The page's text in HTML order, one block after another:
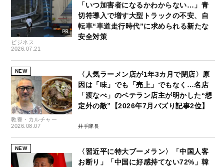
ビジネス
2026.07.21
「いつ加害者になるかわからない…」青
切符導入で増す大型トラックの不安、自
転車“車道走行時代”に求められる新たな
安全対策
NEW
教養・カルチャー
2026.08.07
〈人気ラーメン店が1年3カ月で閉店〉原
因は「味」でも「売上」でもなく…名店
「渡なべ」のベテラン店主が明かした“想
定外の敵”【2026年7月バズり記事2位】
井手隊長
NEW
〈習近平に特大ブーメラン〉「中国人客
お断り」「中国に好感持てない72%」韓